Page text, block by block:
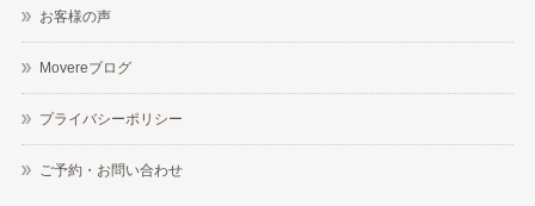
お客様の声
Movereブログ
プライバシーポリシー
ご予約・お問い合わせ